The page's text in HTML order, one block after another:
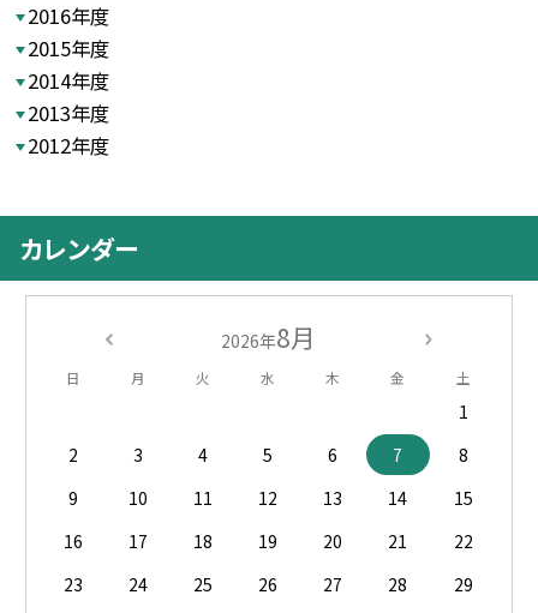
2016年度
2015年度
2014年度
2013年度
2012年度
カレンダー
2026年8月
日 月 火 水 木 金 土
1
2
3 4 5 6 7
8
9
10 11 12 13 14
15
16
17 18 19 20 21
22
23
24 25 26 27 28
29